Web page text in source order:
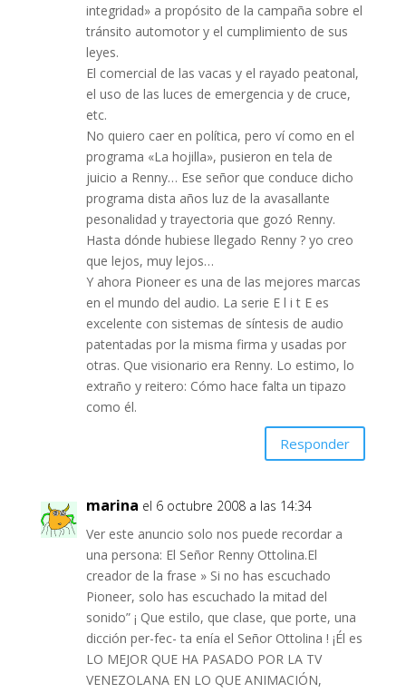
integridad» a propósito de la campaña sobre el
tránsito automotor y el cumplimiento de sus
leyes.
El comercial de las vacas y el rayado peatonal,
el uso de las luces de emergencia y de cruce,
etc.
No quiero caer en política, pero ví como en el
programa «La hojilla», pusieron en tela de
juicio a Renny… Ese señor que conduce dicho
programa dista años luz de la avasallante
pesonalidad y trayectoria que gozó Renny.
Hasta dónde hubiese llegado Renny ? yo creo
que lejos, muy lejos…
Y ahora Pioneer es una de las mejores marcas
en el mundo del audio. La serie E l i t E es
excelente con sistemas de síntesis de audio
patentadas por la misma firma y usadas por
otras. Que visionario era Renny. Lo estimo, lo
extraño y reitero: Cómo hace falta un tipazo
como él.
Responder
marina el 6 octubre 2008 a las 14:34
Ver este anuncio solo nos puede recordar a
una persona: El Señor Renny Ottolina.El
creador de la frase » Si no has escuchado
Pioneer, solo has escuchado la mitad del
sonido” ¡ Que estilo, que clase, que porte, una
dicción per-fec- ta enía el Señor Ottolina ! ¡Él es
LO MEJOR QUE HA PASADO POR LA TV
VENEZOLANA EN LO QUE ANIMACIÓN,